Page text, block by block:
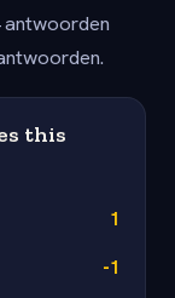
antwoorden
this
1
-1